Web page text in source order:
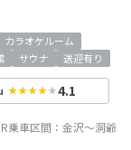
カラオケルーム
サウナ 送迎有り
4.1
乗車区間： 金沢～洞爺